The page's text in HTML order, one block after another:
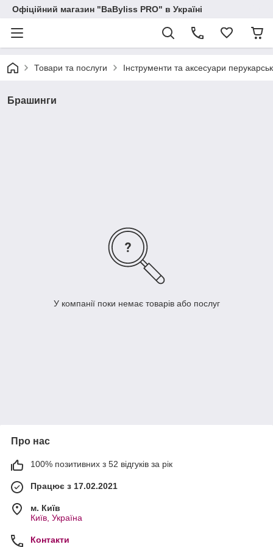
Офіційний магазин "BaByliss PRO" в Україні
Товари та послуги Інструменти та аксесуари
Брашинги
У компанії поки немає товарів або послуг
Про нас
100% позитивних з 52 відгуків за рік
Працює з 17.02.2021
м. Київ
Київ, Україна
Контакти